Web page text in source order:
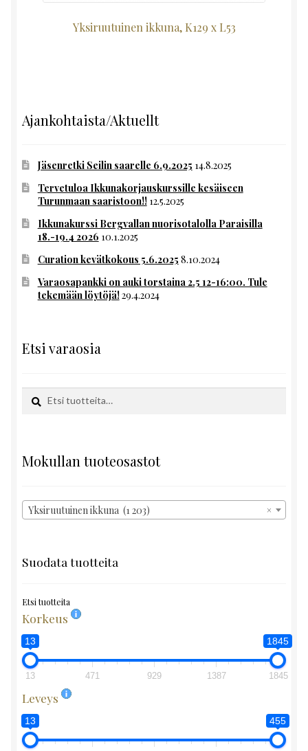
Yksiruutuinen ikkuna, K129 x L53
Ajankohtaista/Aktuellt
Jäsenretki Seilin saarelle 6.9.2025 14.8.2025
Tervetuloa Ikkunakorjauskurssille kesäiseen
Turunmaan saaristoon!! 12.5.2025
Ikkunakurssi Bergvallan nuorisotalolla Paraisilla
18.-19.4 2026 10.1.2025
Curation kevätkokous 5.6.2025 8.10.2024
Varaosapankki on auki torstaina 2.5 12-16:00. Tule
tekemään löytöjä!29.4.2024
Etsi varaosia
Etsi:
Haku
Mokullan tuoteosastot
×
Yksiruutuinen ikkuna (1 203)
Suodata tuotteita
Etsi tuotteita
Korkeus
13 1845
13 471 929 1387 1845
Leveys
13 455